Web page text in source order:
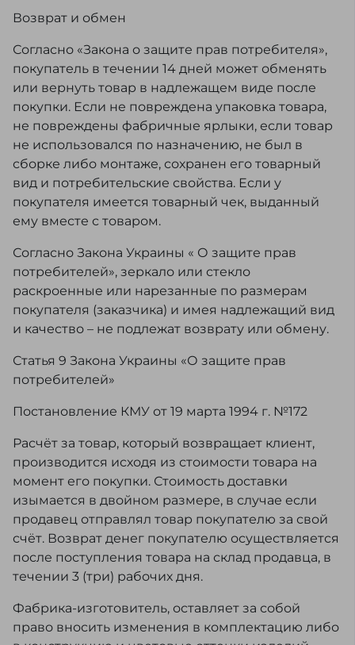
Возврат и обмен
Согласно «Закона о защите прав потребителя»,
покупатель в течении 14 дней может обменять
или вернуть товар в надлежащем виде после
покупки. Если не повреждена упаковка товара,
не повреждены фабричные ярлыки, если товар
не использовался по назначению, не был в
сборке либо монтаже, сохранен его товарный
вид и потребительские свойства. Если у
покупателя имеется товарный чек, выданный
ему вместе с товаром.
Согласно Закона Украины « О защите прав
потребителей», зеркало или стекло
раскроенные или нарезанные по размерам
покупателя (заказчика) и имея надлежащий вид
и качество – не подлежат возврату или обмену.
Статья 9 Закона Украины «О защите прав
потребителей»
Постановление КМУ от 19 марта 1994 г. №172
Расчёт за товар, который возвращает клиент,
производится исходя из стоимости товара на
момент его покупки. Стоимость доставки
изымается в двойном размере, в случае если
продавец отправлял товар покупателю за свой
счёт. Возврат денег покупателю осуществляется
после поступления товара на склад продавца, в
течении 3 (три) рабочих дня.
Фабрика-изготовитель, оставляет за собой
право вносить изменения в комплектацию либо